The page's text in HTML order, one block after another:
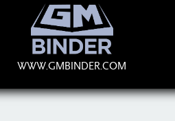
WWW.GMBINDER.COM